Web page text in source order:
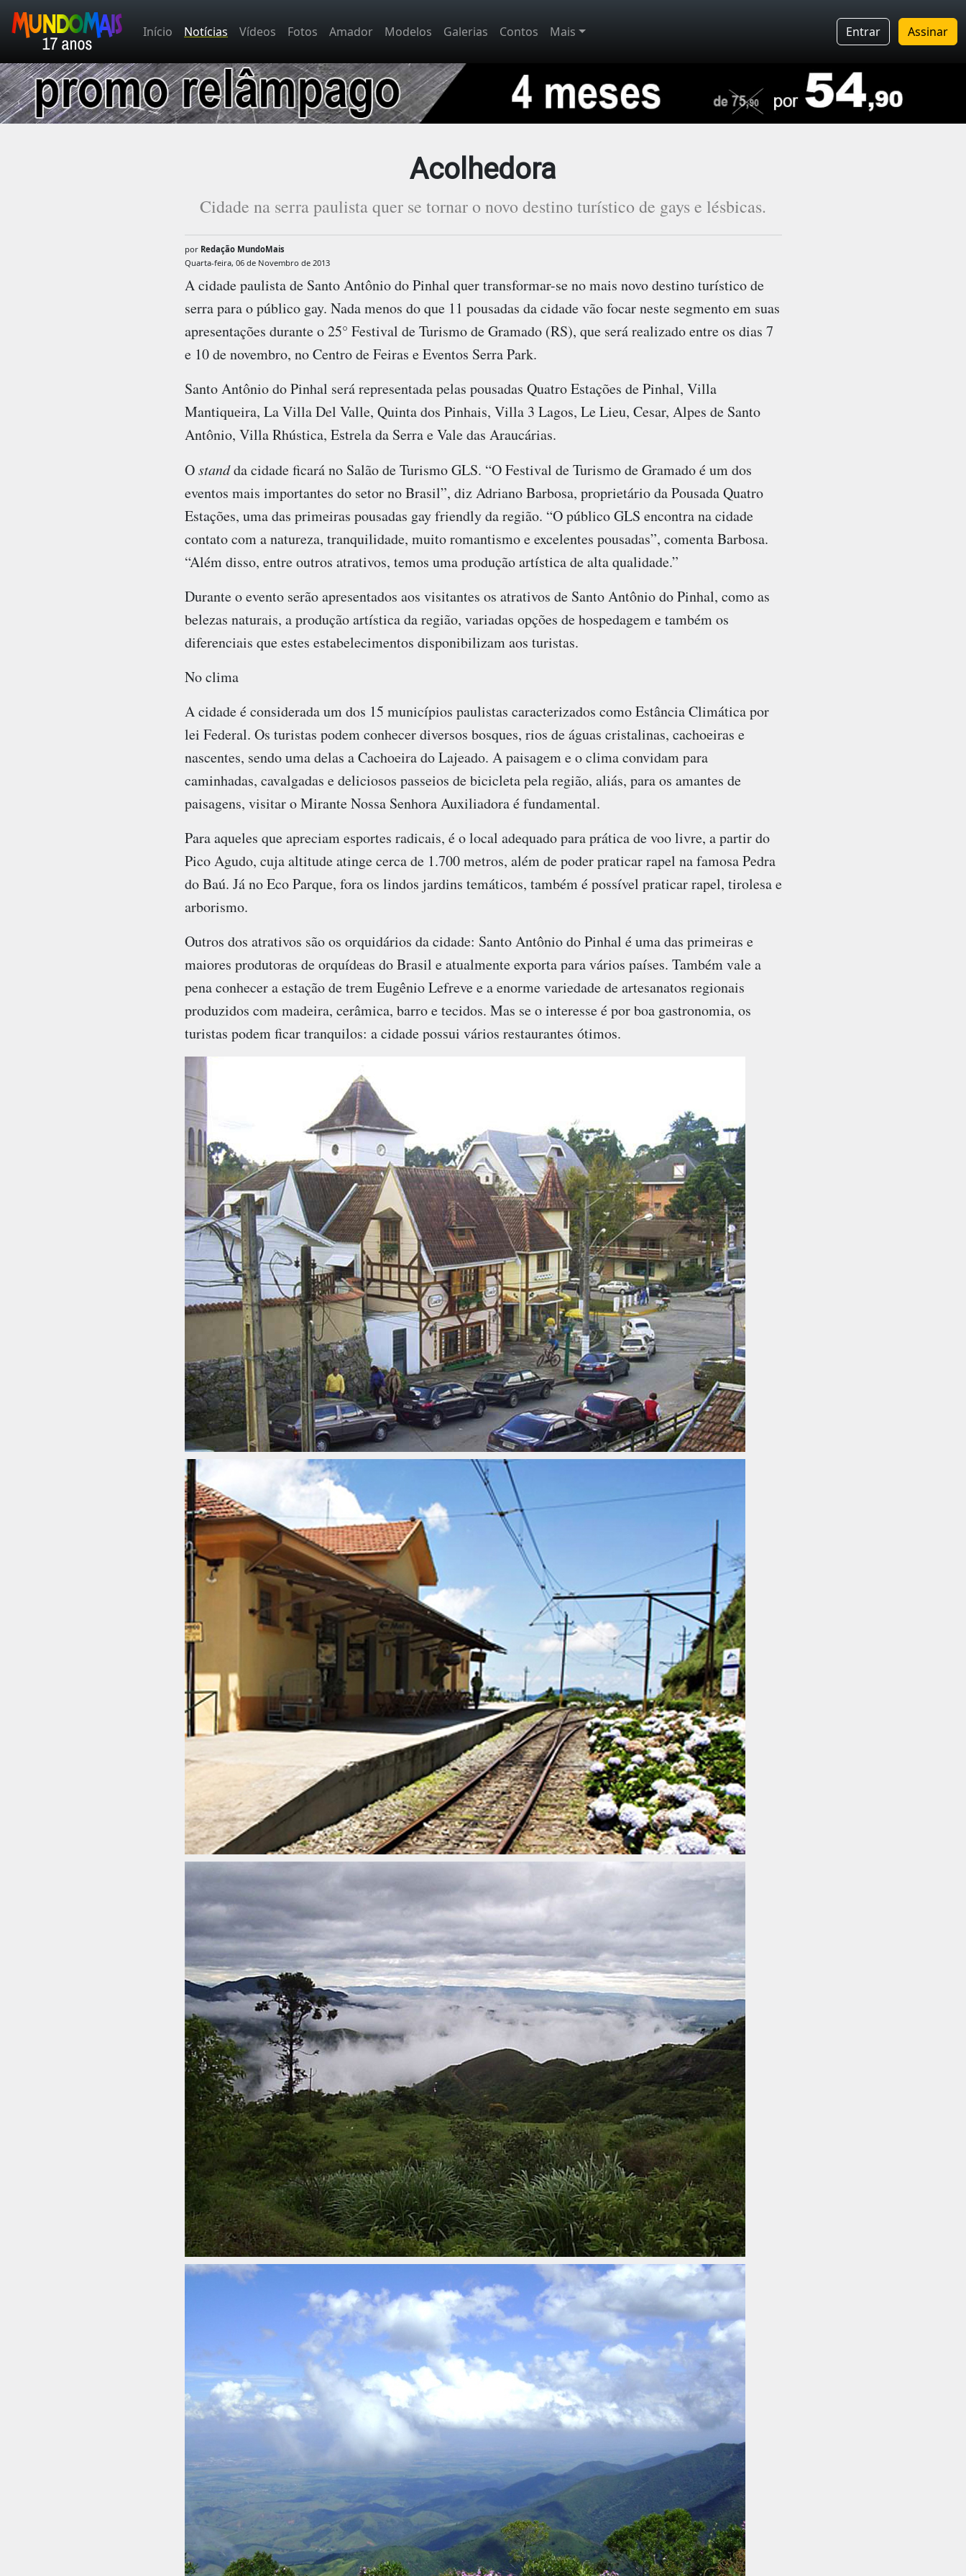
Início Notícias Vídeos Fotos Amador Modelos Galerias Contos Mais Entrar Assinar
Acolhedora
Cidade na serra paulista quer se tornar o novo destino turístico de gays e lésbicas.
por Redação MundoMais
Quarta-feira, 06 de Novembro de 2013
A cidade paulista de Santo Antônio do Pinhal quer transformar-se no mais novo destino turístico de
serra para o público gay. Nada menos do que 11 pousadas da cidade vão focar neste segmento em suas
apresentações durante o 25° Festival de Turismo de Gramado (RS), que será realizado entre os dias 7
e 10 de novembro, no Centro de Feiras e Eventos Serra Park.
Santo Antônio do Pinhal será representada pelas pousadas Quatro Estações de Pinhal, Villa
Mantiqueira, La Villa Del Valle, Quinta dos Pinhais, Villa 3 Lagos, Le Lieu, Cesar, Alpes de Santo
Antônio, Villa Rhústica, Estrela da Serra e Vale das Araucárias.
Ostandda cidade ficará no Salão de Turismo GLS. “O Festival de Turismo de Gramado é um dos
eventos mais importantes do setor no Brasil”, diz Adriano Barbosa, proprietário da Pousada Quatro
Estações, uma das primeiras pousadas gay friendly da região. “O público GLS encontra na cidade
contato com a natureza, tranquilidade, muito romantismo e excelentes pousadas”, comenta Barbosa.
“Além disso, entre outros atrativos, temos uma produção artística de alta qualidade.”
Durante o evento serão apresentados aos visitantes os atrativos de Santo Antônio do Pinhal, como as
belezas naturais, a produção artística da região, variadas opções de hospedagem e também os
diferenciais que estes estabelecimentos disponibilizam aos turistas.
No clima
A cidade é considerada um dos 15 municípios paulistas caracterizados como Estância Climática por
lei Federal. Os turistas podem conhecer diversos bosques, rios de águas cristalinas, cachoeiras e
nascentes, sendo uma delas a Cachoeira do Lajeado. A paisagem e o clima convidam para
caminhadas, cavalgadas e deliciosos passeios de bicicleta pela região, aliás, para os amantes de
paisagens, visitar o Mirante Nossa Senhora Auxiliadora é fundamental.
Para aqueles que apreciam esportes radicais, é o local adequado para prática de voo livre, a partir do
Pico Agudo, cuja altitude atinge cerca de 1.700 metros, além de poder praticar rapel na famosa Pedra
do Baú. Já no Eco Parque, fora os lindos jardins temáticos, também é possível praticar rapel, tirolesa e
arborismo.
Outros dos atrativos são os orquidários da cidade: Santo Antônio do Pinhal é uma das primeiras e
maiores produtoras de orquídeas do Brasil e atualmente exporta para vários países. Também vale a
pena conhecer a estação de trem Eugênio Lefreve e a enorme variedade de artesanatos regionais
produzidos com madeira, cerâmica, barro e tecidos. Mas se o interesse é por boa gastronomia, os
turistas podem ficar tranquilos: a cidade possui vários restaurantes ótimos.